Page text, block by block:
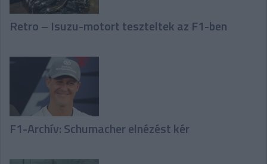
Retro – Isuzu-motort teszteltek az F1-ben
F1-Archív: Schumacher elnézést kér